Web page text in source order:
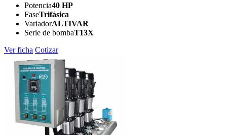
Potencia40 HP
FaseTrifásica
VariadorALTIVAR
Serie de bombaT13X
Ver ficha Cotizar